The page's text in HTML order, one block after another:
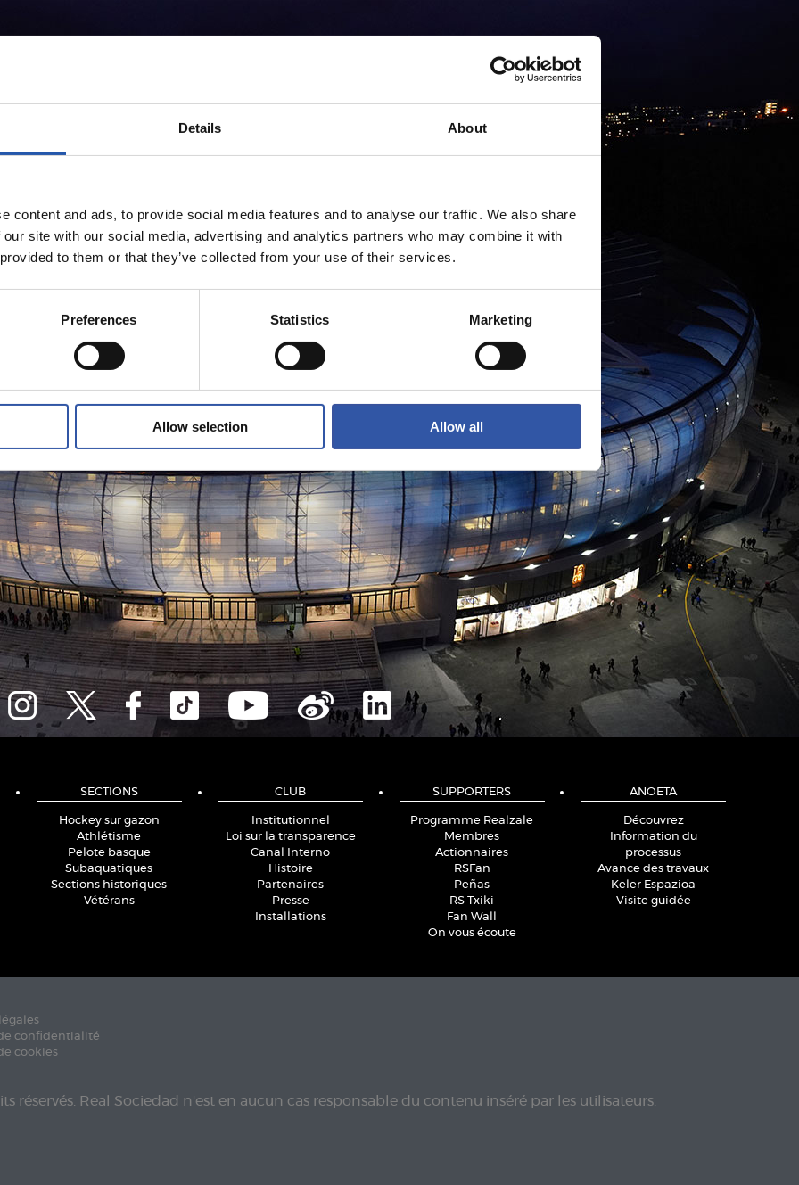
Details About
content and ads, to provide social media features and to analyse our traffic. We also share
site with our social media, advertising and analytics partners who may combine it with
to them or that they’ve collected from your use of their services.
Preferences Statistics Marketing
Allow selection Allow all
SECTIONS
Hockey sur gazon
Athlétisme
Pelote basque
Subaquatiques
Sections historiques
Vétérans
CLUB
Institutionnel
Loi sur la transparence
Canal Interno
Histoire
Partenaires
Presse
Installations
SUPPORTERS
Programme Realzale
Membres
Actionnaires
RSFan
Peñas
RS Txiki
Fan Wall
On vous écoute
ANOETA
Découvrez
Information du
processus
Avance des travaux
Keler Espazioa
Visite guidée
confidentialité
cookies
réservés. Real Sociedad n'est en aucun cas responsable du contenu inséré par les utilisateurs.